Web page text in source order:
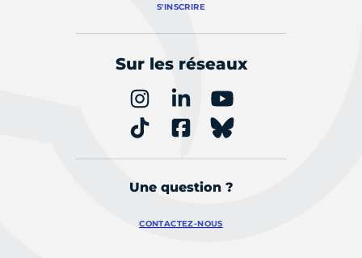
S'INSCRIRE
Sur les réseaux
Une question ?
CONTACTEZ-NOUS